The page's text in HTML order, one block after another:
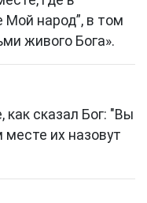
Мой народ”, в том
живого Бога».
сказал Бог: "Вы
их назовут